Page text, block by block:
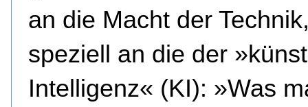
an die Macht der
speziell an die der
Intelligenz« (KI): »Was